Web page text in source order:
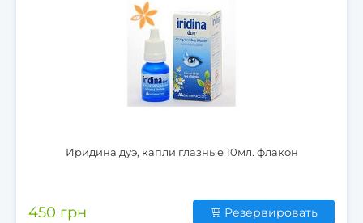
Иридина дуэ, капли глазные 10мл. флакон
Резервировать
450 грн